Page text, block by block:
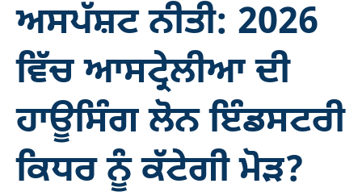
ਅਸਪੱਸ਼ਟ ਨੀਤੀ: 2026
ਵਿੱਚ ਆਸਟ੍ਰੇਲੀਆ ਦੀ
ਹਾਊਸਿੰਗ ਲੋਨ ਇੰਡਸਟਰੀ
ਕਿਧਰ ਨੂੰ ਕੱਟੇਗੀ ਮੋੜ?